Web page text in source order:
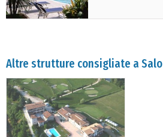
Altre strutture consigliate a Salo